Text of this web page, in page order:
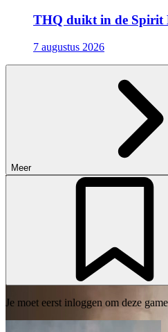
THQ duikt in de Spirit
7 augustus 2026
Meer
Je moet eerst inloggen om deze